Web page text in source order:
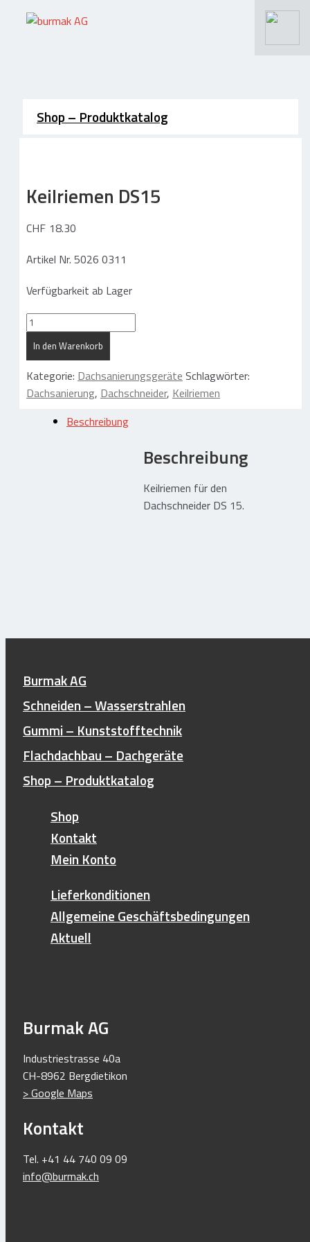
Schneiden – Wasserstrahlen
CNC Schneiden / Fräsen / Gravieren
Rundumservice / Lohnfertigung
Schneidebetrieb / Maschinen
Gummi – Kunststofftechnik
Gummi / Elastomer / Kunststoff
Hoch- und Tiefbau
Trennen / Lagern / Dämmen
Gummi Zuschnitte / Formteile
Flüssigkunststoffe
Mietgeräte und Reparaturservice
Lagerhaltung und Lieferservice
Shop – Produktkatalog
Dachgeräte & Flachdachwerkzeuge
Mietgeräte
Occasionsgeräte
Bitumenkocher
Propan-Handbrenner
Brennersets
Spezialbrenner
Nahtbrenner
Brenner-Boxen / Boxen
Gasflaschenwagen
Trockenbau: Streifen für Anschlüsse
Abdichtungsschutz / Terrassenpads
Gummi / Elastomer / Kunststoff
Holzverarbeitung / Schneidebretter
Mein Konto
Shop – Produktkatalog
Keilriemen DS15
CHF 18.30
Artikel Nr. 5026 0311
Verfügbarkeit ab Lager
Keilriemen
DS15
In den Warenkorb
Kategorie: Dachsanierungsgeräte Schlagwörter:
Dachsanierung, Dachschneider, Keilriemen
Beschreibung
Beschreibung
Keilriemen für den
Dachschneider DS 15.
Burmak AG
Schneiden – Wasserstrahlen
Gummi – Kunststofftechnik
Flachdachbau – Dachgeräte
Shop – Produktkatalog
Shop
Kontakt
Mein Konto
Lieferkonditionen
Allgemeine Geschäftsbedingungen
Aktuell
Burmak AG
Industriestrasse 40a
CH-8962 Bergdietikon
> Google Maps
Kontakt
Tel. +41 44 740 09 09
info@burmak.ch